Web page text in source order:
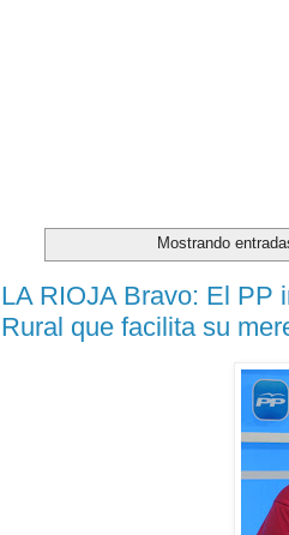
Mostrando
LA RIOJA Bravo: El PP
Rural que facilita su